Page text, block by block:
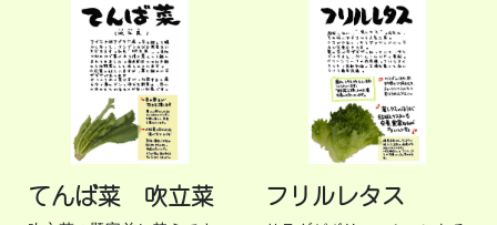
てんば菜 吹立菜 フリルレタス